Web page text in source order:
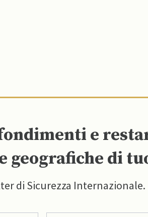
e
geografiche di
di Sicurezza Internazionale.